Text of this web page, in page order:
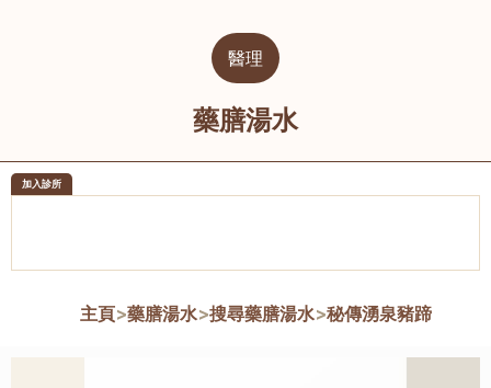
醫理
藥膳湯水
加入診所
主頁>藥膳湯水>搜尋藥膳湯水>秘傳湧泉豬蹄